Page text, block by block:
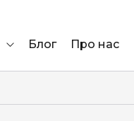
Блог Про нас